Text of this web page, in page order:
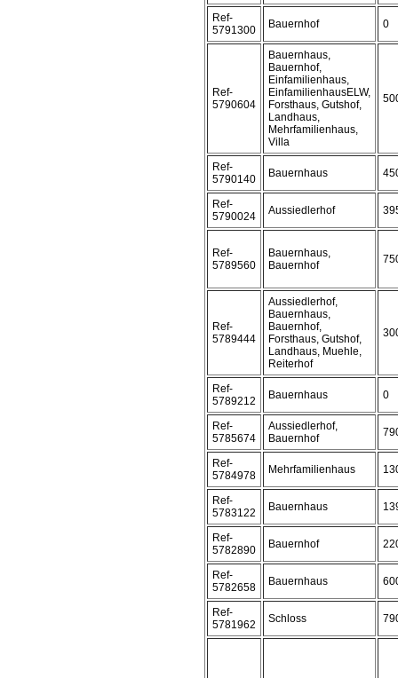
Ref-
5791300
Bauernhof 0
Ref-
5790604
Bauernhaus,
Bauernhof,
Einfamilienhaus,
EinfamilienhausELW,
Forsthaus, Gutshof,
Landhaus,
Mehrfamilienhaus,
Villa
Ref-
5790140
Bauernhaus
Ref-
5790024
Aussiedlerhof
Ref-
5789560
Bauernhaus,
Bauernhof
Ref-
5789444
Aussiedlerhof,
Bauernhaus,
Bauernhof,
Forsthaus, Gutshof,
Landhaus, Muehle,
Reiterhof
Ref-
5789212
Bauernhaus 0
Ref-
5785674
Aussiedlerhof,
Bauernhof
Ref-
5784978
Mehrfamilienhaus
Ref-
5783122
Bauernhaus
Ref-
5782890
Bauernhof
Ref-
5782658
Bauernhaus
Ref-
5781962
Schloss